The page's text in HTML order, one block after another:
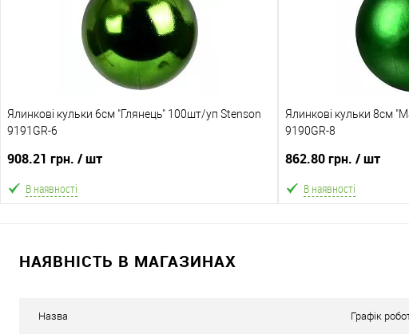
Склад зберігання
Відправка тільки Новою поштою протягом 2-5 днів
після передоплати 500 грн (упаковку оплачує
Склад зберігання
Відправка тільки
після повної
Ялинкові кульки 6см "Глянець" 100шт/уп Stenson
9191GR-6
908.21 грн. / шт
В наявності
Склад зберігання
Ялинкові кульки 8см
9190GR-8
862.80 грн. / шт
В наявності
Склад зберігання
НАЯВНІСТЬ В МАГАЗИНАХ
Назва Графік